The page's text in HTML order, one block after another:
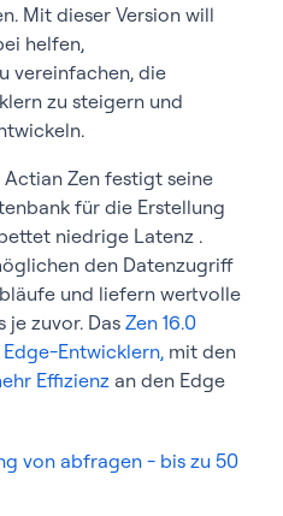
Mit dieser Version will
helfen,
vereinfachen, die
zu steigern und
Actian Zen festigt seine
für die Erstellung
niedrige Latenz .
den Datenzugriff
und liefern wertvolle
je zuvor. Das Zen 16.0
Entwicklern, mit den
Effizienz an den Edge
von abfragen - bis zu 50